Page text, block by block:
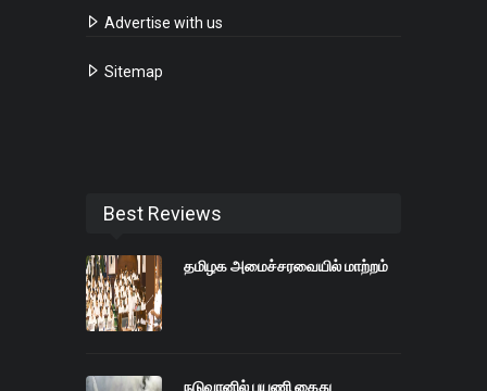
Advertise with us
Sitemap
Best Reviews
தமிழக அமைச்சரவையில் மாற்றம்
நடுவானில் பயணி கைது